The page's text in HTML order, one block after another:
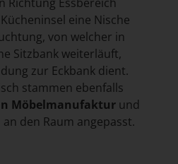
eine Nische
von welcher in
Sitzbank weiterläuft,
zur Eckbank dient.
stammen ebenfalls
Möbelmanufaktur und
den Raum angepasst.